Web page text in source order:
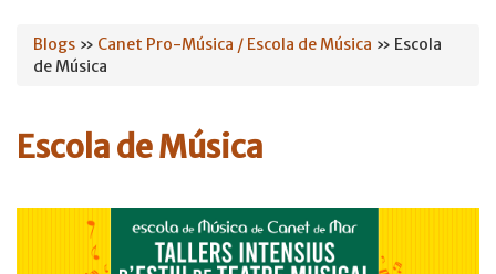
Esteu
aquí
Blogs » Canet Pro-Música / Escola de Música » Escola
de Música
Escola de Música